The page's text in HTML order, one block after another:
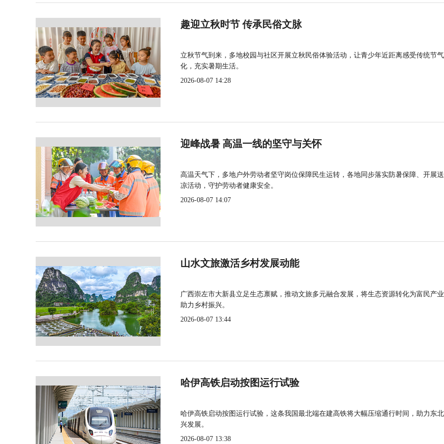
趣迎立秋时节 传承民俗文脉
立秋节气到来，多地校园与社区开展立秋民俗体验活动，让青少年近距离感受传统节
化，充实暑期生活。
2026-08-07 14:28
迎峰战暑 高温一线的坚守与关怀
高温天气下，多地户外劳动者坚守岗位保障民生运转，各地同步落实防暑保障、开展
凉活动，守护劳动者健康安全。
2026-08-07 14:07
山水文旅激活乡村发展动能
广西崇左市大新县立足生态禀赋，推动文旅多元融合发展，将生态资源转化为富民产
助力乡村振兴。
2026-08-07 13:44
哈伊高铁启动按图运行试验
哈伊高铁启动按图运行试验，这条我国最北端在建高铁将大幅压缩通行时间，助力东
兴发展。
2026-08-07 13:38